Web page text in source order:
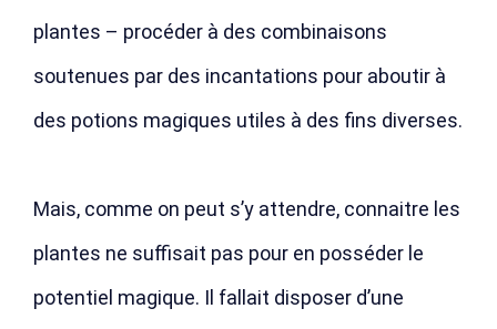
plantes – procéder à des combinaisons
soutenues par des incantations pour aboutir à
des potions magiques utiles à des fins diverses.
Mais, comme on peut s’y attendre, connaitre les
plantes ne suffisait pas pour en posséder le
potentiel magique. Il fallait disposer d’une